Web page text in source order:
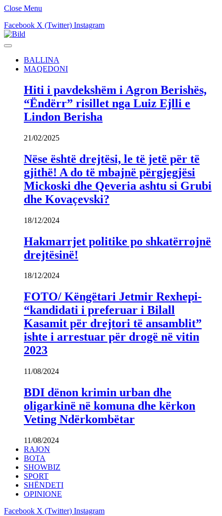
Close Menu
Facebook X (Twitter) Instagram
BALLINA
MAQEDONI
Hiti i pavdekshëm i Agron Berishës,
“Ëndërr” risillet nga Luiz Ejlli e
Lindon Berisha
21/02/2025
Nëse është drejtësi, le të jetë për të
gjithë! A do të mbajnë përgjegjësi
Mickoski dhe Qeveria ashtu si Grubi
dhe Kovaçevski?
18/12/2024
Hakmarrjet politike po shkatërrojnë
drejtësinë!
18/12/2024
FOTO/ Këngëtari Jetmir Rexhepi-
“kandidati i preferuar i Bilall
Kasamit për drejtori të ansamblit”
ishte i arrestuar për drogë në vitin
2023
11/08/2024
BDI dënon krimin urban dhe
oligarkinë në komuna dhe kërkon
Veting Ndërkombëtar
11/08/2024
RAJON
BOTA
SHOWBIZ
SPORT
SHËNDETI
OPINIONE
Facebook X (Twitter) Instagram